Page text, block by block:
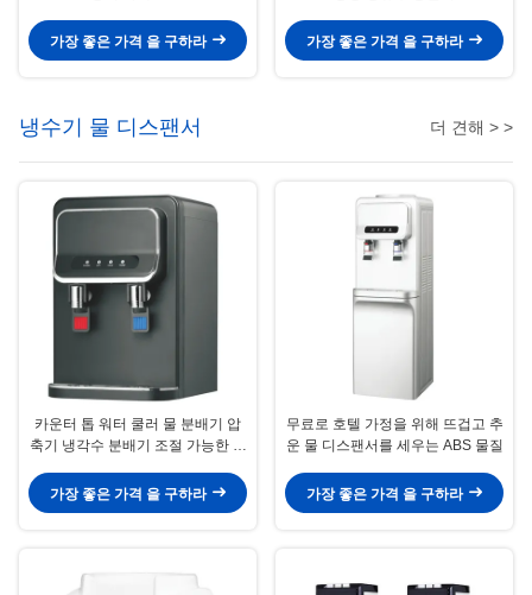
가장 좋은 가격 을 구하라 가장 좋은 가격 을 구하라
냉수기 물 디스팬서 더 견해 > >
카운터 톱 워터 쿨러 물 분배기 압
축기 냉각수 분배기 조절 가능한 물
가능 물 분배기, 홈용 물 분배기
가장 좋은 가격 을 구하라
무료로 호텔 가정을 위해 뜨겁고 추
운 물 디스팬서를 세우는 ABS 물질
가장 좋은 가격 을 구하라